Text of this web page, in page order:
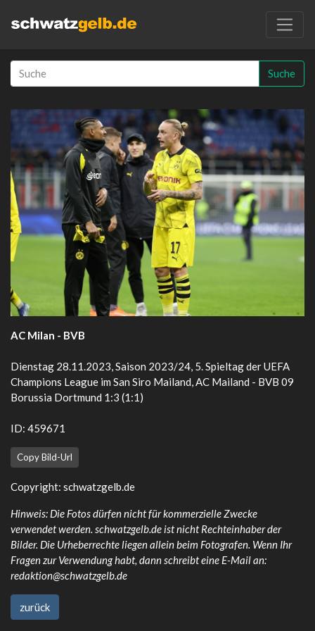
Suche
AC Milan - BVB
Dienstag 28.11.2023, Saison 2023/24, 5. Spieltag der UEFA
Champions League im San Siro Mailand, AC Mailand - BVB 09
Borussia Dortmund 1:3 (1:1)
ID: 459671
Copy Bild-Url
Copyright: schwatzgelb.de
Hinweis: Die Fotos dürfen nicht für kommerzielle Zwecke
verwendet werden. schwatzgelb.de ist nicht Rechteinhaber der
Bilder. Die Urheberrechte liegen allein beim Fotografen. Wenn Ihr
Fragen zur Verwendung habt, dann schreibt eine E-Mail an:
redaktion@schwatzgelb.de
zurück